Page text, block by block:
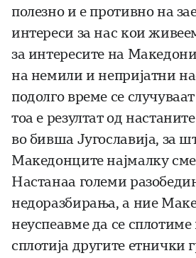
полезно и е противно на
интереси за нас кои
за интересите на
на немили и непријатни
подолго време се
тоа е резултат од
во бивша Југославија, за
Македонците најмалку
Настанаа големи
недоразбирања, а ние
неуспеавме да се
сплотија другите етнички